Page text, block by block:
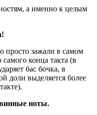
а именно к целым
просто зажали в самом
конца такта (в
бас бочка, в
доли выделяется более
ноты.